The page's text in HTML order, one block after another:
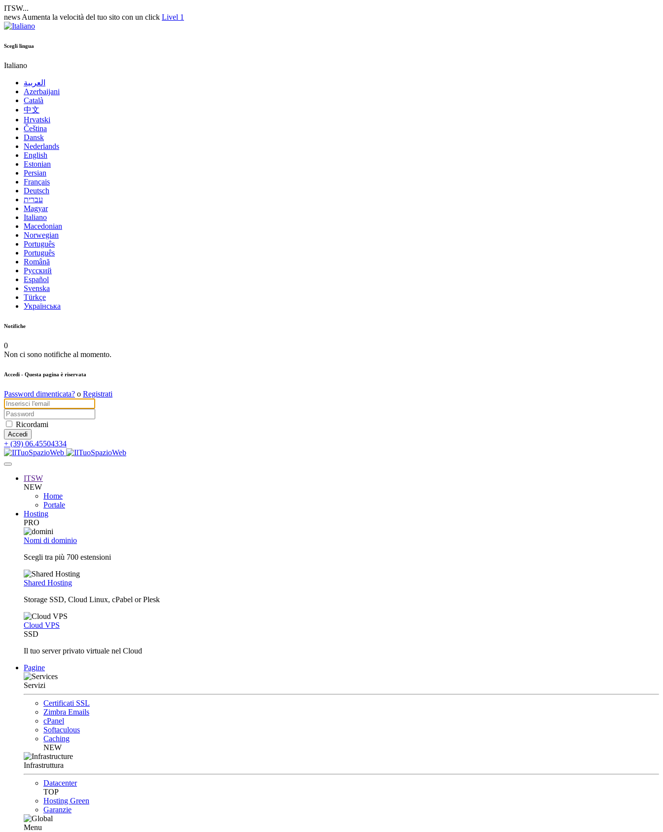
ITSW...
news Aumenta la velocità del tuo sito con un click Livel 1
Scegli lingua
Italiano
العربية
Azerbaijani
Català
中文
Hrvatski
Čeština
Dansk
Nederlands
English
Estonian
Persian
Français
Deutsch
עברית
Magyar
Italiano
Macedonian
Norwegian
Português
Português
Română
Русский
Español
Svenska
Türkçe
Українська
Notifiche
0
Non ci sono notifiche al momento.
Accedi - Questa pagina è riservata
Password dimenticata? o Registrati
Ricordami
+ (39) 06.45504334
ITSW
NEW
Home
Portale
Hosting
PRO
Nomi di dominio
Scegli tra più 700 estensioni
Shared Hosting
Storage SSD, Cloud Linux, cPabel or Plesk
Cloud VPS
SSD
Il tuo server privato virtuale nel Cloud
Pagine
Servizi
Certificati SSL
Zimbra Emails
cPanel
Softaculous
Caching
NEW
Infrastruttura
Datacenter
TOP
Hosting Green
Garanzie
Menu